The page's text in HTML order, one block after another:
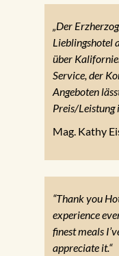
„Der
Lieblingshotel
über
Service, der
Angeboten
Preis/Leistung
Mag. Kathy
“Thank you
experience
finest meals
appreciate it.“